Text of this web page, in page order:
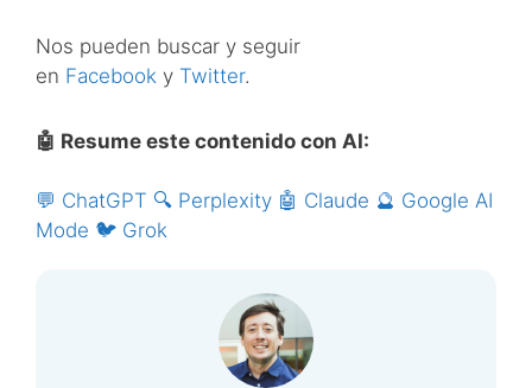
Nos pueden buscar y seguir
en Facebook y Twitter.
🤖 Resume este contenido con AI:
💬 ChatGPT 🔍 Perplexity 🤖 Claude 🔮 Google AI
Mode 🐦 Grok